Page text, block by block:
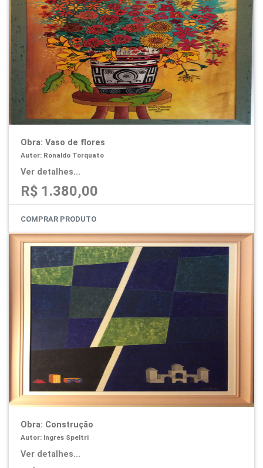
Obra: Vaso de flores
Autor: Ronaldo Torquato
Ver detalhes...
R$ 1.380,00
COMPRAR PRODUTO
Obra: Construção
Autor: Ingres Speltri
Ver detalhes...